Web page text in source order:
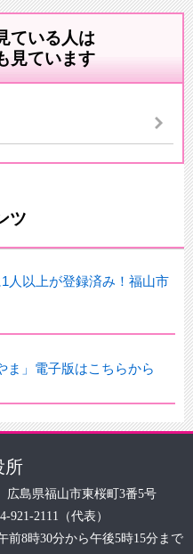
ている人は
見ています
ツ
人以上が登録済み！福山市
ま」電子版はこちらから
所
広島県福山市東桜町3番5号
921-2111（代表）
前8時30分から午後5時15分まで